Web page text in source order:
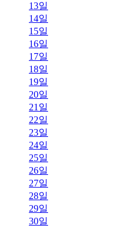
13일
14일
15일
16일
17일
18일
19일
20일
21일
22일
23일
24일
25일
26일
27일
28일
29일
30일